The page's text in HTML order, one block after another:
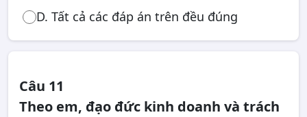
D. Tất cả các đáp án trên đều đúng
Câu 11
Theo em, đạo đức kinh doanh và trách